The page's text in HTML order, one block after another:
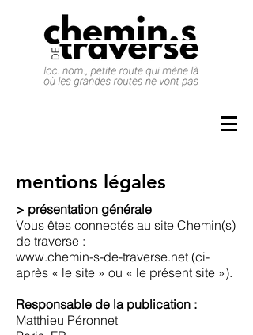
mentions légales
> présentation générale
Vous êtes connectés au site Chemin(s)
de traverse :
www.chemin-s-de-traverse.net (ci-
après « le site » ou « le présent site »).
Responsable de la publication :
Matthieu Péronnet